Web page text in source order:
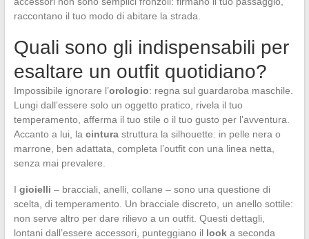
raccontano il tuo modo di abitare la strada.
Quali sono gli indispensabili per
esaltare un outfit quotidiano?
Impossibile ignorare l’orologio: regna sul guardaroba maschile.
Lungi dall’essere solo un oggetto pratico, rivela il tuo
temperamento, afferma il tuo stile o il tuo gusto per l’avventura.
Accanto a lui, la cinturastruttura la silhouette: in pelle nera o
marrone, ben adattata, completa l’outfit con una linea netta,
senza mai prevalere.
I gioielli – bracciali, anelli, collane – sono una questione di
scelta, di temperamento. Un bracciale discreto, un anello sottile:
non serve altro per dare rilievo a un outfit. Questi dettagli,
lontani dall’essere accessori, punteggiano il looka seconda